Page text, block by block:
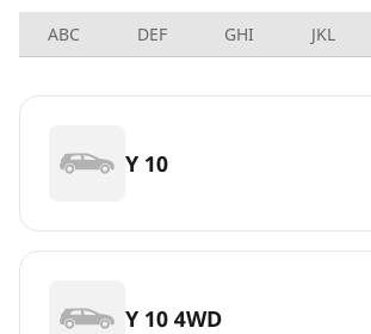
ABC DEF GHI JKL
Y 10
Y 10 4WD